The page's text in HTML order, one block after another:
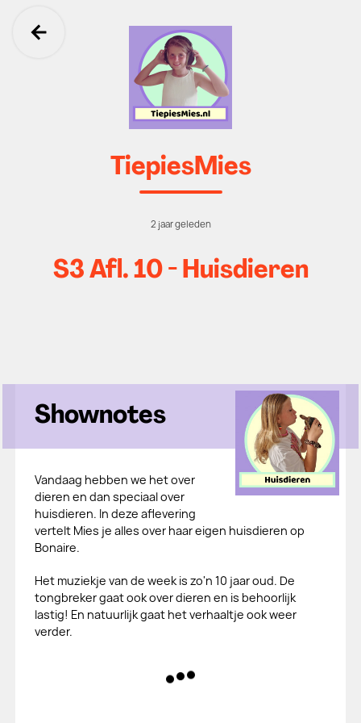
Ga terug
TiepiesMies
2 jaar geleden
S3 Afl. 10 - Huisdieren
Shownotes
Vandaag hebben we het over
dieren en dan speciaal over
huisdieren. In deze aflevering
vertelt Mies je alles over haar eigen huisdieren op
Bonaire.
Het muziekje van de week is zo'n 10 jaar oud. De
tongbreker gaat ook over dieren en is behoorlijk
lastig! En natuurlijk gaat het verhaaltje ook weer
verder.